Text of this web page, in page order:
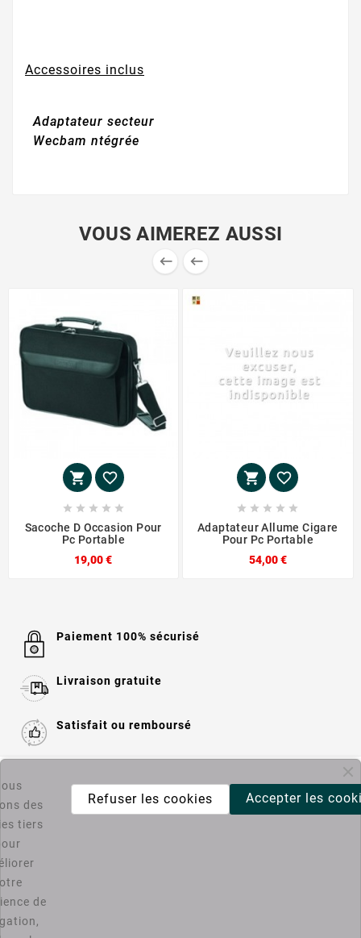
Accessoires inclus
Adaptateur secteur
Wecbam ntégrée
VOUS AIMEREZ AUSSI
 
 
    
Sacoche D Occasion Pour
Pc Portable
19,00 €
 
    
Adaptateur Allume Cigare
Pour Pc Portable
54,00 €
Paiement 100% sécurisé
Livraison gratuite
Satisfait ou remboursé
Informations 
Catégories
des
tiers
de
Accepter les
Refuser les cookies